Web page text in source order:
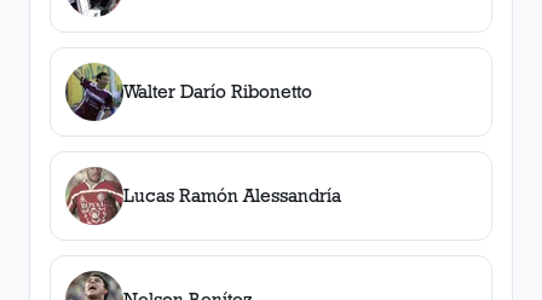
Walter Darío Ribonetto
Lucas Ramón Alessandría